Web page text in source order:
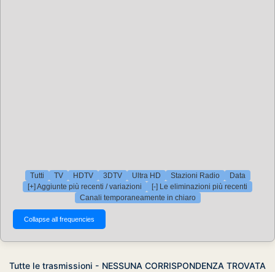
Tutti TV HDTV 3DTV Ultra HD Stazioni Radio
Data
[+] Aggiunte più recenti / variazioni
[-] Le eliminazioni più recenti
Canali temporaneamente in chiaro
Tutte le trasmissioni - NESSUNA CORRISPONDENZA TROVATA